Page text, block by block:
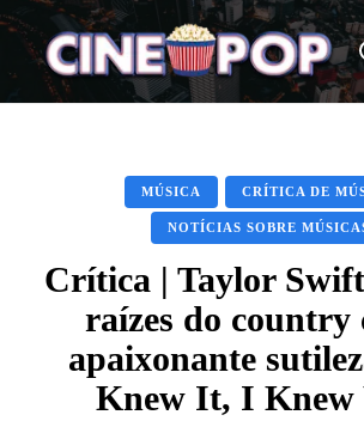
MÚSICA CRÍTICA DE
NOTÍCIAS SOBRE
Crítica | Taylor
raízes do country
apaixonante
Knew It, I Knew